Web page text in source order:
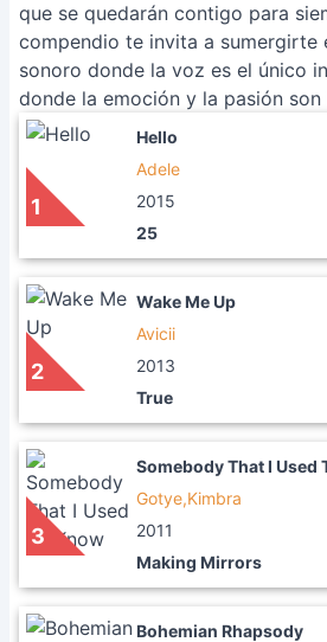
que se quedarán contigo para
compendio te invita a sumergirte
sonoro donde la voz es el único
donde la emoción y la pasión son
1
Hello
Adele
2015
25
2
Wake Me Up
Avicii
2013
True
3
Somebody That I Used
Gotye,Kimbra
2011
Making Mirrors
Bohemian Rhapsody